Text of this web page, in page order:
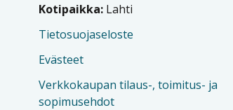
Kotipaikka: Lahti
Tietosuojaseloste
Evästeet
Verkkokaupan tilaus-, toimitus- ja
sopimusehdot